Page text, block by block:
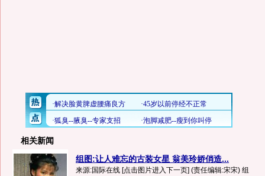
相关新闻
组图:让人难忘的古装女星 翁美玲娇俏造...
来源:国际在线 [点击图片进入下一页] (责任编辑:宋宋) 组